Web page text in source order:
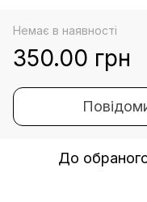
Немає в наявності
350.00 грн
До